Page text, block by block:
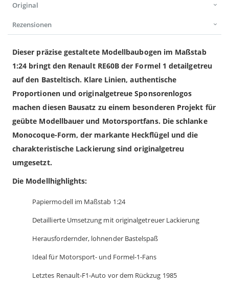
Original
Rezensionen
Dieser präzise gestaltete Modellbaubogen im Maßstab
1:24 bringt den Renault RE60B der Formel 1 detailgetreu
auf den Basteltisch. Klare Linien, authentische
Proportionen und originalgetreue Sponsorenlogos
machen diesen Bausatz zu einem besonderen Projekt für
geübte Modellbauer und Motorsportfans. Die schlanke
Monocoque-Form, der markante Heckflügel und die
charakteristische Lackierung sind originalgetreu
umgesetzt.
Die Modellhighlights:
Papiermodell im Maßstab 1:24
Detaillierte Umsetzung mit originalgetreuer Lackierung
Herausfordernder, lohnender Bastelspaß
Ideal für Motorsport- und Formel-1-Fans
Letztes Renault-F1-Auto vor dem Rückzug 1985